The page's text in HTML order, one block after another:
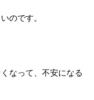
のです。
なって、不安になる